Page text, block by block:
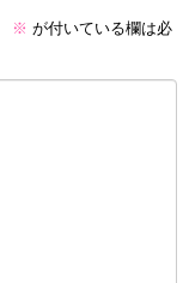
※ が付いている欄は必